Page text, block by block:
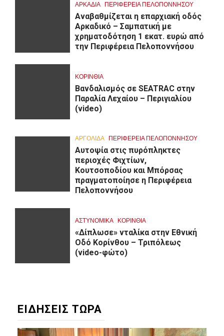
ΑΡΚΑΔΊΑ ΠΕΡΙΦΈΡΕΙΑ ΠΕΛΟΠΟΝΝΉΣΟΥ
Αναβαθμίζεται η επαρχιακή οδός
Αρκαδικό – Σαμπατική με
χρηματοδότηση 1 εκατ. ευρώ από
την Περιφέρεια Πελοποννήσου
ΚΟΡΙΝΘΊΑ
Βανδαλισμός σε SEATRAC στην
Παραλία Λεχαίου – Περιγιαλίου
(video)
ΑΡΓΟΛΙΔΑ ΠΕΡΙΦΈΡΕΙΑ ΠΕΛΟΠΟΝΝΉΣΟΥ
Αυτοψία στις πυρόπληκτες
περιοχές Φιχτίων,
Κουτσοποδίου και Μπόρσας
πραγματοποίησε η Περιφέρεια
Πελοποννήσου
ΑΣΤΥΝΟΜΙΚΑ ΚΟΡΙΝΘΊΑ
«Δίπλωσε» νταλίκα στην Εθνική
Oδό Κορίνθου – Τριπόλεως
(video-φώτο)
ΕΙΔΗΣΕΙΣ ΤΩΡΑ